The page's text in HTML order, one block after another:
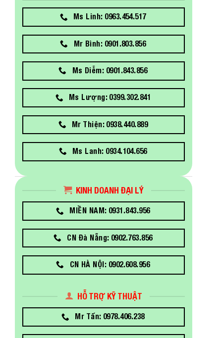
Ms Linh: 0963.454.517
Mr Bình: 0901.803.856
Ms Diễm: 0901.843.856
Ms Lượng: 0399.302.841
Mr Thiện: 0938.440.889
Ms Lanh: 0934.104.656
KINH DOANH ĐẠI LÝ
MIỀN NAM: 0931.843.956
CN Đà Nẵng: 0902.763.856
CN HÀ NỘI: 0902.608.956
HỖ TRỢ KỸ THUẬT
Mr Tấn: 0978.406.238